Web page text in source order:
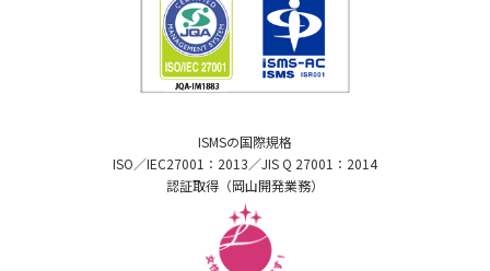
ISMSの国際規格
ISO／IEC27001：2013／JIS Q 27001：2014
認証取得（岡山開発業務）